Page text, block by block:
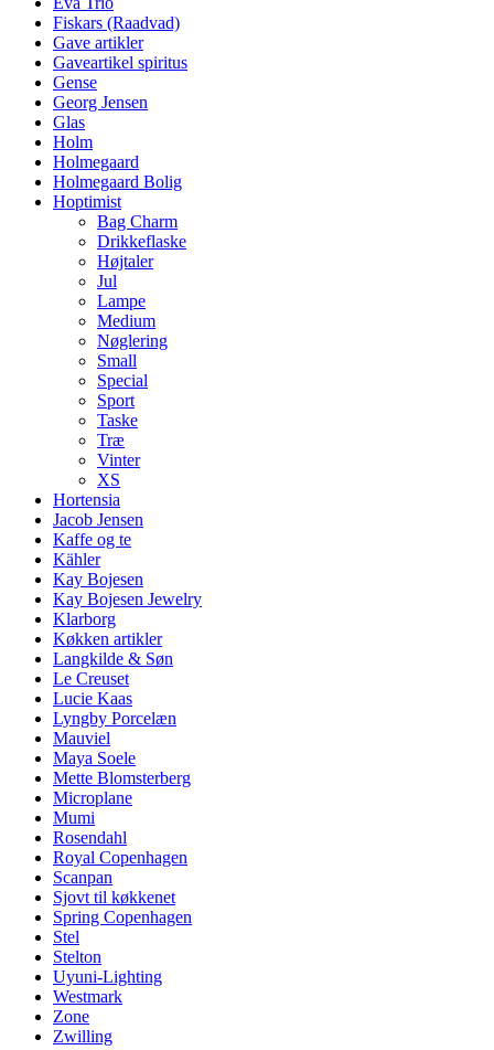
Fiskars (Raadvad)
Gave artikler
Gaveartikel spiritus
Gense
Georg Jensen
Glas
Holm
Holmegaard
Holmegaard Bolig
Hoptimist
Bag Charm
Drikkeflaske
Højtaler
Jul
Lampe
Medium
Nøglering
Small
Special
Sport
Taske
Træ
Vinter
XS
Hortensia
Jacob Jensen
Kaffe og te
Kähler
Kay Bojesen
Kay Bojesen Jewelry
Klarborg
Køkken artikler
Langkilde & Søn
Le Creuset
Lucie Kaas
Lyngby Porcelæn
Mauviel
Maya Soele
Mette Blomsterberg
Microplane
Mumi
Rosendahl
Royal Copenhagen
Scanpan
Sjovt til køkkenet
Spring Copenhagen
Stel
Stelton
Uyuni-Lighting
Westmark
Zone
Zwilling